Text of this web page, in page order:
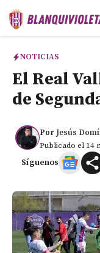
Saltar
NOTICIAS
El Real
de
Por Jesús
Publicado el 14
Síguenos